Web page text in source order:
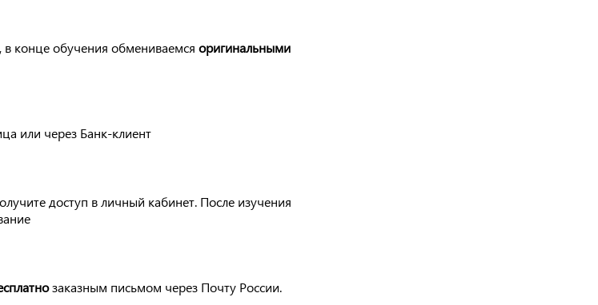
в конце обучения обмениваемсяоригинальными
или через Банк-клиент
доступ в личный кабинет. После изучения
заказным письмом через Почту России.